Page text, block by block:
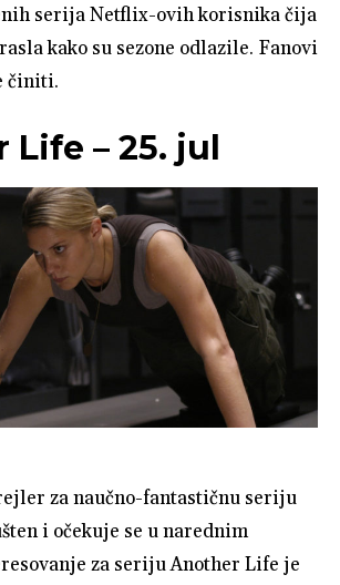
serija Netflix-ovih korisnika čija
kako su sezone odlazile. Fanovi
činiti.
Life – 25. jul
za naučno-fantastičnu seriju
i očekuje se u narednim
za seriju Another Life je